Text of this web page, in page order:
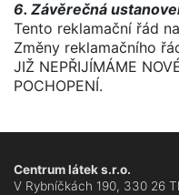
6. Závěrečná
Tento reklamační řád
Změny reklamačního
JIŽ NEPŘIJÍMÁME
POCHOPENÍ.
Centrum látek s.r.o.
V Rybníčkách 190, 330 26